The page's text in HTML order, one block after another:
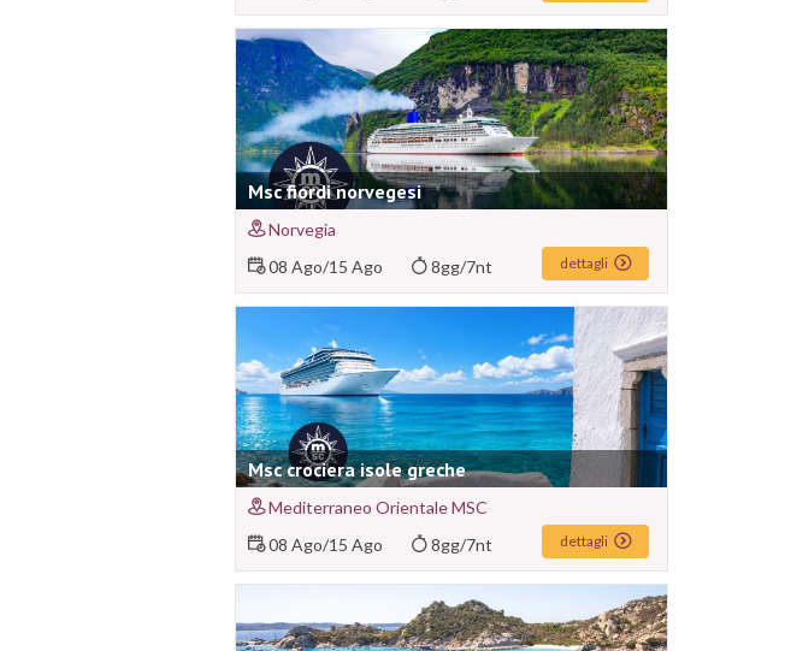
Msc fiordi norvegesi
Norvegia
08 Ago/15 Ago 8gg/7nt dettagli
Msc crociera isole greche
Mediterraneo Orientale MSC
08 Ago/15 Ago 8gg/7nt dettagli